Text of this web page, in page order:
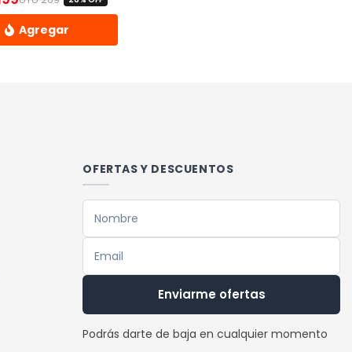
El precio original era: UYU 269.
El precio actual es: UYU 199.
OFERTAS Y DESCUENTOS
Enviarme ofertas
Podrás darte de baja en cualquier momento